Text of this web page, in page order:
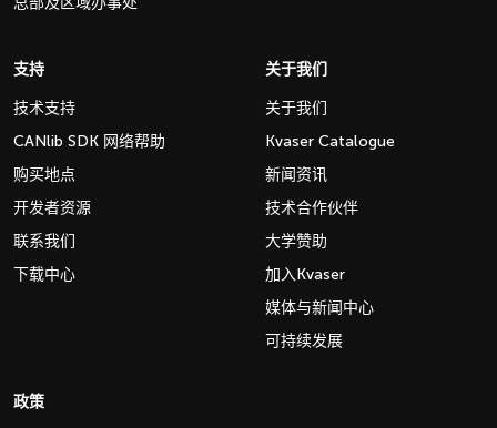
支持
技术支持
CANlib SDK 网络帮助
购买地点
开发者资源
联系我们
下载中心
关于我们
关于我们
Kvaser Catalogue
新闻资讯
技术合作伙伴
大学赞助
加入Kvaser
媒体与新闻中心
可持续发展
政策